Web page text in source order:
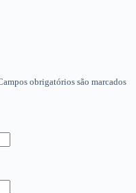
obrigatórios são marcados